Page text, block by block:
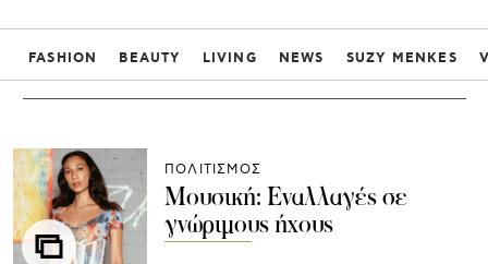
FASHION BEAUTY LIVING NEWS SUZY MENKES
ΠΟΛΙΤΙΣΜΟΣ
Μουσική: Εναλλαγές σε
γνώριμους ήχους